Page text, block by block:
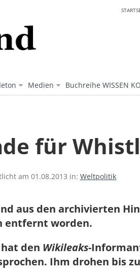
Medien Buchreihe WISSEN
für
am 01.08.2013 in: Weltpolitik
aus den archivierten
entfernt worden.
den Wikileaks-
Ihm drohen bis